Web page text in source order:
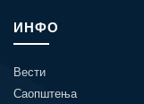
ИНФО
Вести
Саопштења